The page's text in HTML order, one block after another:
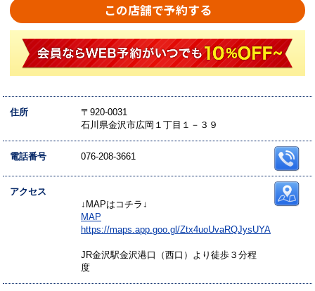
この店舗で予約する
住所
〒920-0031
石川県金沢市広岡１丁目１－３９
電話番号 076-208-3661
アクセス
↓MAPはコチラ↓
MAP
https://maps.app.goo.gl/Ztx4uoUvaRQJysUYA
JR金沢駅金沢港口（西口）より徒歩３分程
度